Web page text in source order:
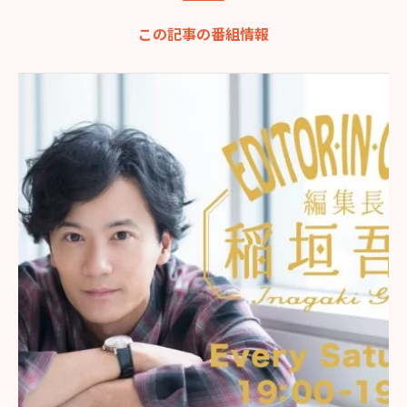
この記事の番組情報